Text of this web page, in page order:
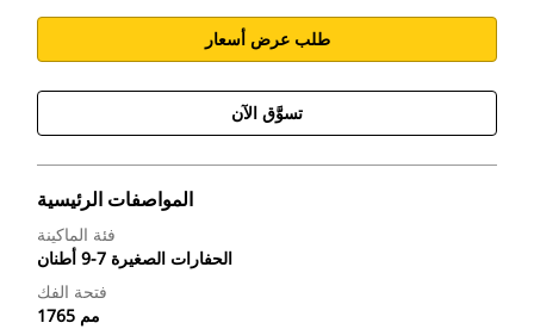
طلب عرض أسعار
تسوَّق الآن
المواصفات الرئيسية
فئة الماكينة
الحفارات الصغيرة 7-9 أطنان
فتحة الفك
1765 مم